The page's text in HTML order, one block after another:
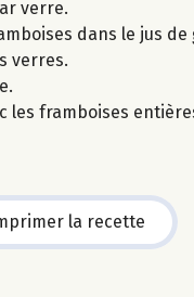
verre.
dans le jus de
verres.
les framboises
la recette